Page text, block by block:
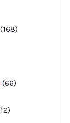
168
produkter
66
produkter
12
produkter